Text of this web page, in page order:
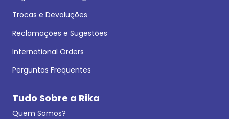
Trocas e Devoluções
Reclamações e Sugestões
International Orders
Perguntas Frequentes
Tudo Sobre a Rika
Quem Somos?